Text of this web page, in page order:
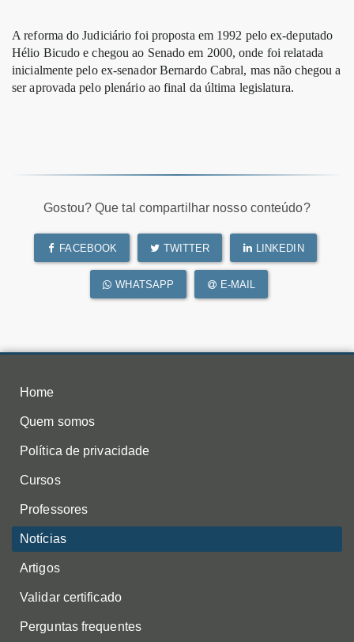
A reforma do Judiciário foi proposta em 1992 pelo ex-deputado
Hélio Bicudo e chegou ao Senado em 2000, onde foi relatada
inicialmente pelo ex-senador Bernardo Cabral, mas não chegou a
ser aprovada pelo plenário ao final da última legislatura.
Gostou? Que tal compartilhar nosso conteúdo?
FACEBOOK TWITTER LINKEDIN
WHATSAPP E-MAIL
Home
Quem somos
Política de privacidade
Cursos
Professores
Notícias
Artigos
Validar certificado
Perguntas frequentes